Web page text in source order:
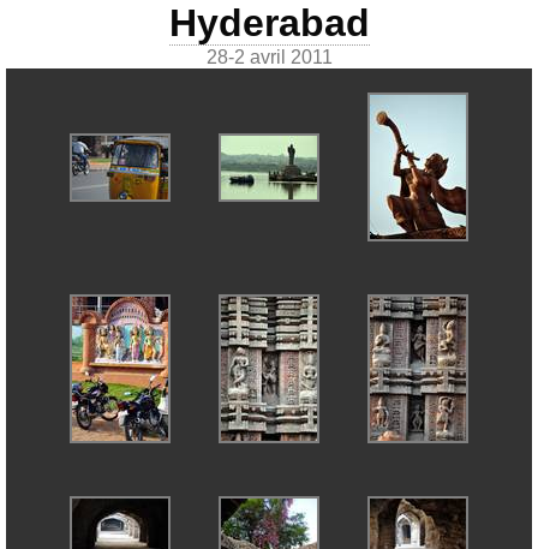
Hyderabad
28-2 avril 2011